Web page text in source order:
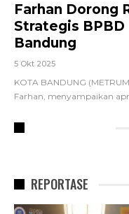
Farhan Dorong
Strategis
Bandung
5 Okt 2025
KOTA BANDUNG
Farhan, menyampaikan
REPORTASE